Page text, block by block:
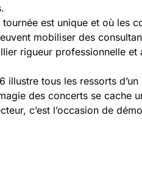
est unique et où les
mobiliser des
rigueur professionnelle
illustre tous les ressorts
des concerts se cache
c’est l’occasion de